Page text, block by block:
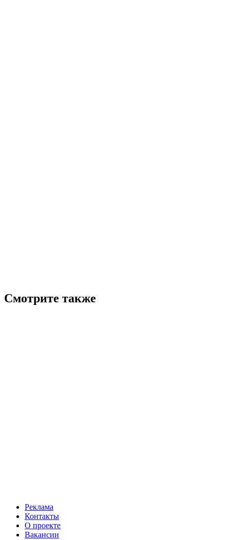
Смотрите также
Реклама
Контакты
О проекте
Вакансии